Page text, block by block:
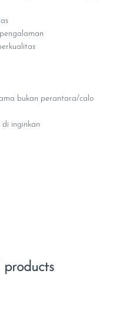
bukan perantara/calo
di inginkan
products